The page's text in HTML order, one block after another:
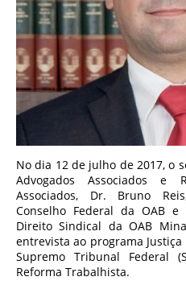
No dia 12 de julho de 2017, o
Advogados Associados e
Associados, Dr. Bruno
Conselho Federal da OAB
Direito Sindical da OAB
entrevista ao programa
Supremo Tribunal Federal
Reforma Trabalhista.